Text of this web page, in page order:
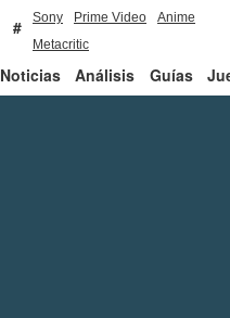
Sony Prime Video
Anime
Metacritic
Noticias Análisis Guías